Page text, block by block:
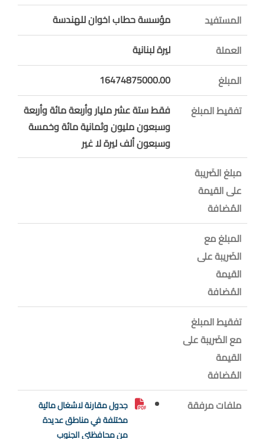
المستفيد
مؤسسة حطاب اخوان للهندسة
العملة
ليرة لبنانية
المبلغ
16474875000.00
تفقيط المبلغ
فقط ستة عشر مليار وأربعة مائة وأربعة
وسبعون مليون وثمانية مائة وخمسة
وسبعون ألف ليرة لا غير
مبلغ الضَريبة
على القيمة
المُضافة
المبلغ مع
الضَريبة على
القيمة
المُضافة
تفقيط المبلغ
مع الضَريبة على
القيمة
المُضافة
ملفات مرفقة
جدول مقارنة لاشغال مائية
مختلفة في مناطق عديدة
من محافظتي الجنوب